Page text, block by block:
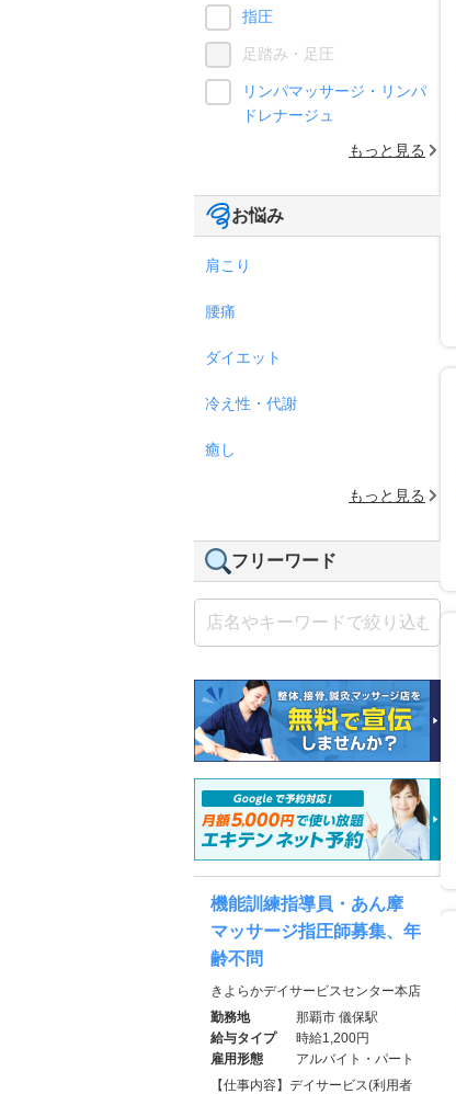
指圧
足踏み・足圧
リンパマッサージ・リンパ
ドレナージュ
もっと見る
お悩み
肩こり
腰痛
ダイエット
冷え性・代謝
癒し
もっと見る
フリーワード
機能訓練指導員・あん摩
マッサージ指圧師募集、年
齢不問
きよらかデイサービスセンター本店
勤務地
那覇市 儀保駅
給与タイプ
時給1,200円
雇用形態
アルバイト・パート
【仕事内容】デイサービス(利用者